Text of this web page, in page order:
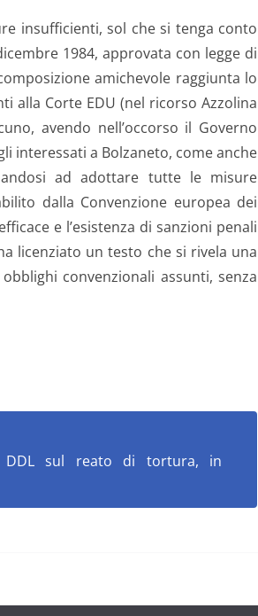
insufficienti, sol che si tenga conto
1984, approvata con legge di
amichevole raggiunta lo
alla Corte EDU (nel ricorso Azzolina
avendo nell’occorso il Governo
interessati a Bolzaneto, come anche
ad adottare tutte le misure
dalla Convenzione europea dei
e l’esistenza di sanzioni penali
licenziato un testo che si rivela una
convenzionali assunti, senza
sul reato di tortura, in